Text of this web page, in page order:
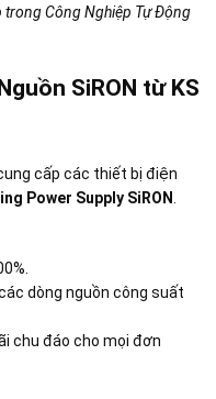
trong Công Nghiệp Tự Động
SiRON từ KS
cấp các thiết bị điện
Power Supply SiRON
dòng nguồn công suất
chu đáo cho mọi đơn